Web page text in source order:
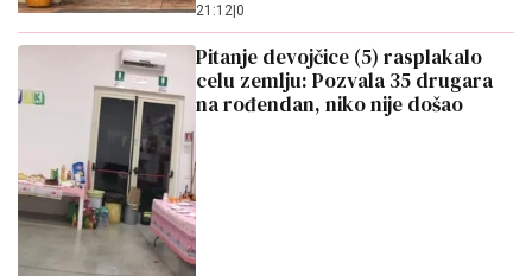
21:12|0
Pitanje devojčice (5) rasplakalo
celu zemlju: Pozvala 35 drugara
na rođendan, niko nije došao